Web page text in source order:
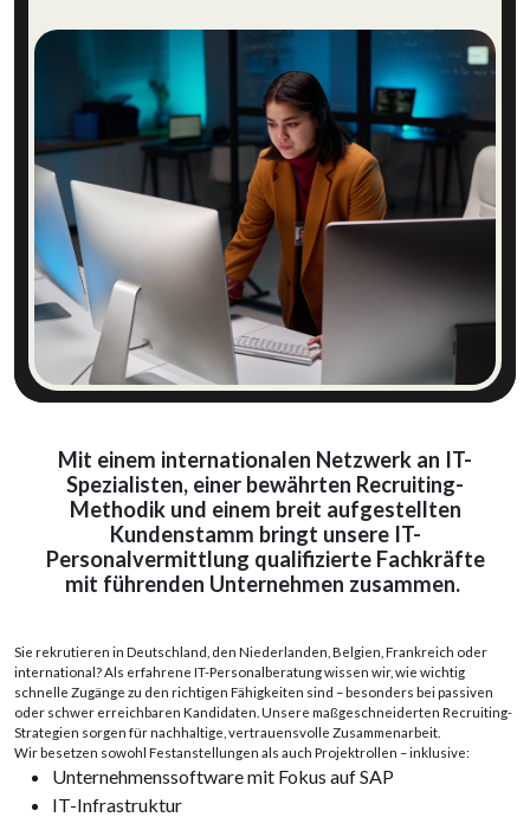
SAP entdecken
Mit einem internationalen Netzwerk an IT-
Spezialisten, einer bewährten Recruiting-
Methodik und einem breit aufgestellten
Kundenstamm bringt unsere IT-
Personalvermittlung qualifizierte Fachkräfte
mit führenden Unternehmen zusammen.
Sie rekrutieren in Deutschland, den Niederlanden, Belgien, Frankreich oder
international? Als erfahrene IT-Personalberatungwissen wir, wie wichtig
schnelle Zugänge zu den richtigen Fähigkeiten sind – besonders bei passiven
oder schwer erreichbaren Kandidaten . Unsere maßgeschneiderten Recruiting-
Strategien sorgen für nachhaltige, vertrauensvolle Zusammenarbeit.
Wirbesetzen sowohl Festanstellungen als auch Projektrollen –inklusive:
Unternehmenssoftware mit Fokus auf SAP
IT-Infrastruktur